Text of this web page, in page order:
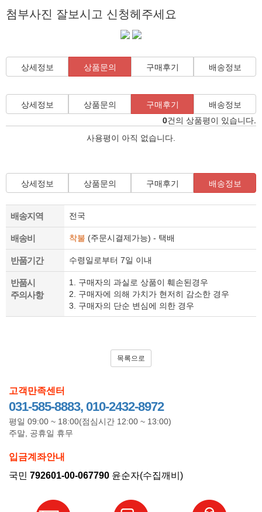
첨부사진 잘보시고 신청헤주세요
상세정보 상품문의 구매후기 배송정보
상세정보 상품문의 구매후기
배송정보
0건의 상품평이 있습니다.
사용평이 아직 없습니다.
상세정보 상품문의 구매후기 배송정보
배송지역 전국
배송비 착불 (주문시결제가능) - 택배
반품기간 수령일로부터 7일 이내
반품시
주의사항
1. 구매자의 과실로 상품이 훼손된경우
2. 구매자에 의해 가치가 현저히 감소한 경우
3. 구매자의 단순 변심에 의한 경우
목록으로
고객만족센터
031-585-8883, 010-2432-8972
평일 09:00 ~ 18:00(점심시간 12:00 ~ 13:00)
주말, 공휴일 휴무
입금계좌안내
국민 792601-00-067790 윤순자(수집깨비)